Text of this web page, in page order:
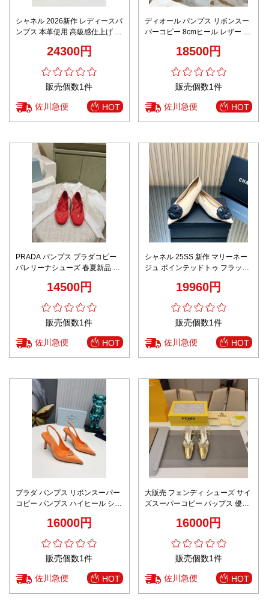
シャネル 2026新作 レディースパ
ンプス 本革使用 高級感仕上げ 精
イト 激安 エレガントヒール
24300円
販売個数1件
佐川急便 HOT
ディオール パンプス リボンスー
パーコピー 8cmヒール レザー 歩
18500円
販売個数1件
佐川急便 HOT
PRADA パンプス プラダコピー
バレリーナシューズ 春夏新品 フ
14500円
販売個数1件
佐川急便 HOT
シャネル 25SS 新作 マリーネー
ジュ ポインテッドトゥ フラット
19960円
販売個数1件
佐川急便 HOT
プラダ パンプス リボンスーパー
コピー パンプス ハイヒール シル
16000円
販売個数1件
佐川急便 HOT
大販売 フェンディ シューズ サイ
ズスーパーコピー パップス 優雅
16000円
販売個数1件
佐川急便 HOT